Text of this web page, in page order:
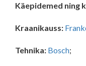
Käepidemed ning
Kraanikauss:
Tehnika: Bosch;